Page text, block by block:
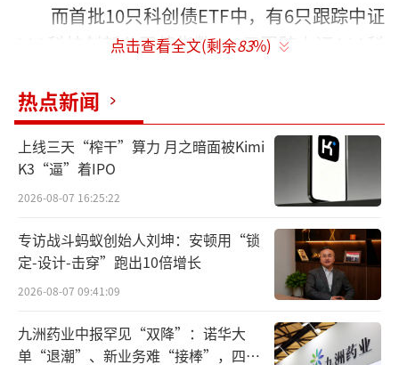
而首批10只科创债ETF中，有6只跟踪中证
AAA科技创新公司债指数，3只跟踪上证AAA科
公司债指数。
点击查看全文(剩余83%)
热点新闻
上线三天“榨干”算力 月之暗面被Kimi
K3“逼”着IPO
2026-08-07 16:25:22
专访战斗蚂蚁创始人刘坤：安顿用“锁
定-设计-击穿”跑出10倍增长
2026-08-07 09:41:09
九洲药业中报罕见“双降”：诺华大
单“退潮”、新业务难“接棒”，四大